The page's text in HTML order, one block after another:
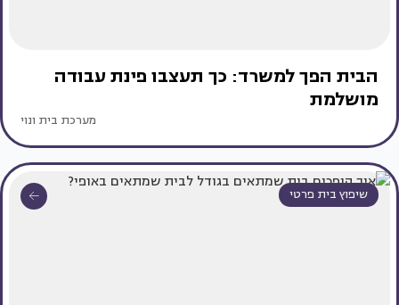
הבית הפך למשרד: כך תעצבו פינת עבודה
מושלמת
מערכת בית ונוי
שיפוץ בית פרטי